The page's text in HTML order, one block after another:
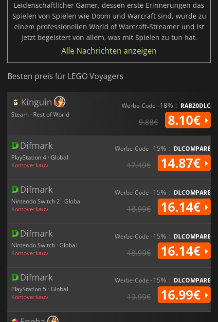
Leidenschaftlicher Gamer, dessen erste Erinnerungen das
Spielen von Spielen wie Doom und Warcraft sind, wurde zu
einem professionellen World of Warcraft-Streamer und ist
jetzt begeistert von allem, was mit Spielen zu tun hat.
Alle Nachrichten anzeigen
Besten preis für LEGO Voyagers
Kinguin
Steam · Rest of World
Werbe-Code -18% : RAB20DLC
9.88€ 8.10€
Difmark
PlayStation 4 · Global
Kontoverkauv
Werbe-Code -15% : DLCOMPARE
17.49€ 14.87€
Difmark
Nintendo Switch 2 · Global
Kontoverkauv
Werbe-Code -15% : DLCOMPARE
18.99€ 16.14€
Difmark
Nintendo Switch · Global
Kontoverkauv
Werbe-Code -15% : DLCOMPARE
18.99€ 16.14€
Difmark
PlayStation 5 · Global
Kontoverkauv
Werbe-Code -15% : DLCOMPARE
19.99€ 16.99€